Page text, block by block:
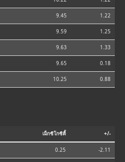
9.45 1.22
9.59 1.25
9.63 1.33
9.65 0.18
10.25 0.88
เม็กซิโกซิตี้ +/-
0.25 -2.11